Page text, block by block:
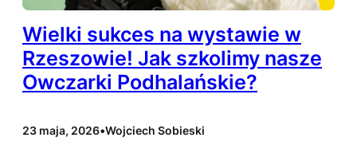
Wielki sukces na wystawie w
Rzeszowie! Jak szkolimy nasze
Owczarki Podhalańskie?
23 maja, 2026•Wojciech Sobieski